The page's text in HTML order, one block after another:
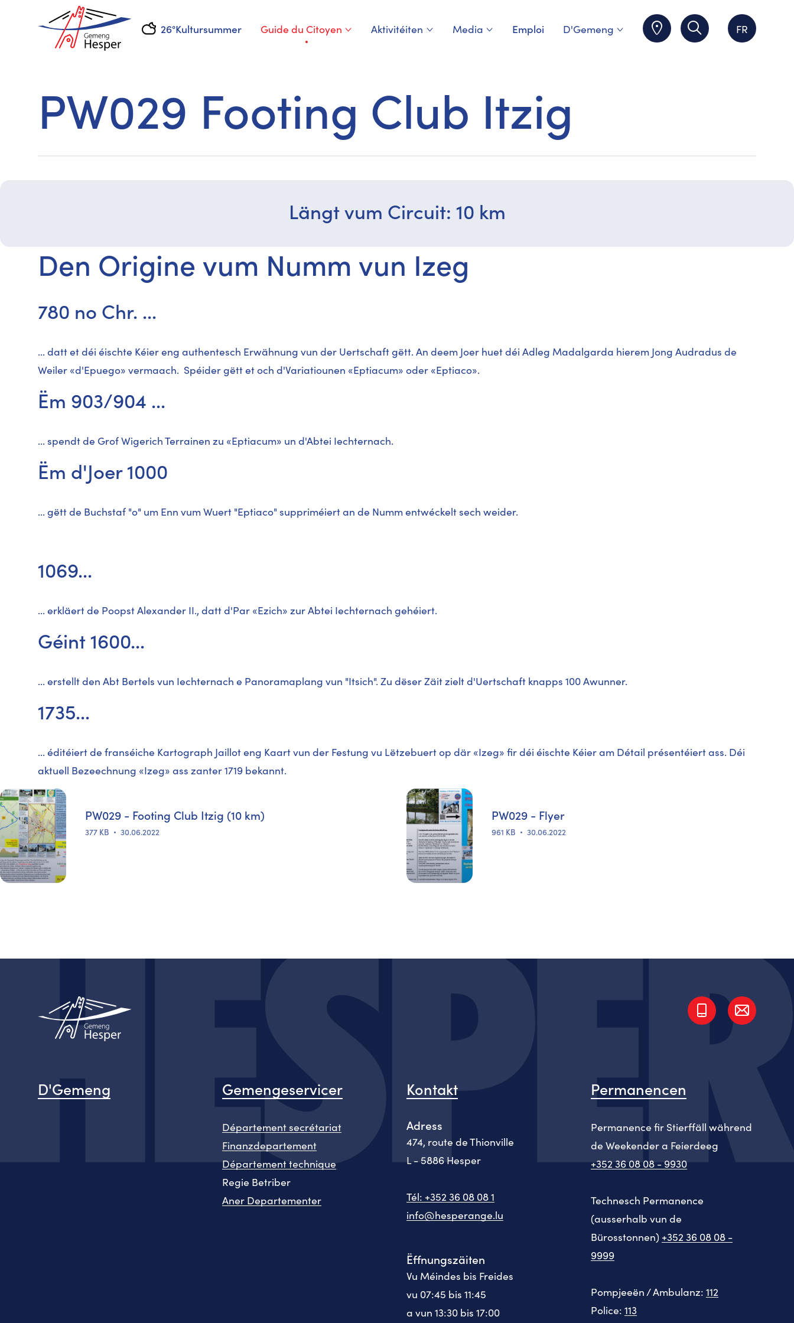
26°Kultursummer Guide du Citoyen
Page courante
Aktivitéiten Media Emploi D'Gemeng FR
PW029 Footing Club Itzig
Längt vum Circuit: 10 km
Den Origine vum Numm vun Izeg
780 no Chr. ...
... datt et déi éischte Kéier eng authentesch Erwähnung vun der Uertschaft gëtt. An deem Joer huet déi Adleg Madalgarda hierem Jong Audradus de
Weiler «d'Epuego» vermaach. Spéider gëtt et och d'Variatiounen «Eptiacum» oder «Eptiaco».
Ëm 903/904 ...
... spendt de Grof Wigerich Terrainen zu «Eptiacum» un d'Abtei Iechternach.
Ëm d'Joer 1000
... gëtt de Buchstaf "o" um Enn vum Wuert "Eptiaco" suppriméiert an de Numm entwéckelt sech weider.
1069...
... erkläert de Poopst Alexander II., datt d'Par «Ezich» zur Abtei Iechternach gehéiert.
Géint 1600...
... erstellt den Abt Bertels vun Iechternach e Panoramaplang vun "Itsich". Zu dëser Zäit zielt d'Uertschaft knapps 100 Awunner.
1735...
... éditéiert de franséiche Kartograph Jaillot eng Kaart vun der Festung vu Lëtzebuert op där «Izeg» fir déi éischte Kéier am Détail présentéiert ass. Déi
aktuell Bezeechnung «Izeg» ass zanter 1719 bekannt.
PW029 - Footing Club Itzig (10 km)
377 KB 30.06.2022
PW029 - Flyer
961 KB 30.06.2022
D'Gemeng Gemengeservicer
Département secrétariat
Finanzdepartement
Département technique
Regie Betriber
Aner Departementer
Kontakt
Adress
474, route de Thionville
L - 5886 Hesper
Tél: +352 36 08 08 1
info@hesperange.lu
Ëffnungszäiten
Vu Méindes bis Freides
vu 07:45 bis 11:45
a vun 13:30 bis 17:00
Permanencen
Permanence fir Stierffäll während
de Weekender a Feierdeeg
+352 36 08 08 - 9930
Technesch Permanence
(ausserhalb vun de
Bürosstonnen) +352 36 08 08 -
9999
Pompjeeën / Ambulanz: 112
Police: 113